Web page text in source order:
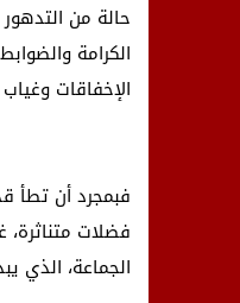
حالة من
الكرامة
الإخفاقات
فبمجرد أن تطأ
فضلات
الجماعة، الذي